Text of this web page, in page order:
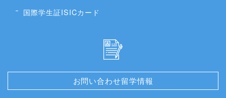
国際学生証ISICカード
お問い合わせ留学情報